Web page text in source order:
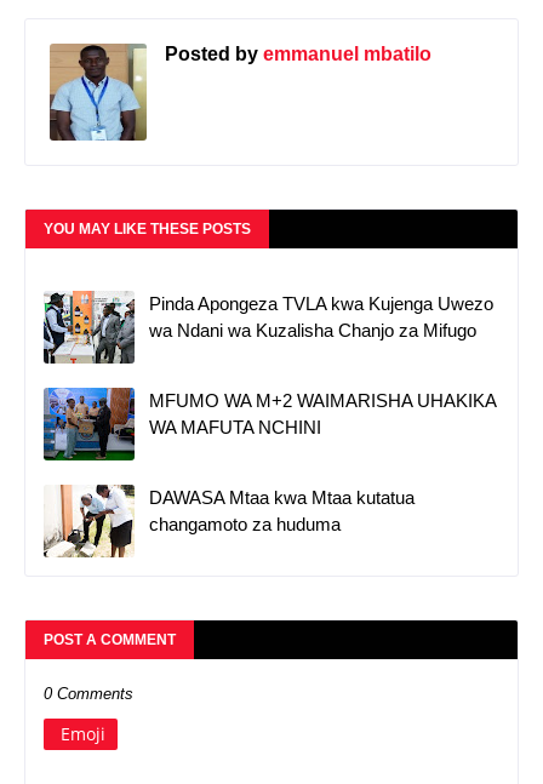
Posted by emmanuel mbatilo
YOU MAY LIKE THESE POSTS
Pinda Apongeza TVLA kwa Kujenga Uwezo
wa Ndani wa Kuzalisha Chanjo za Mifugo
MFUMO WA M+2 WAIMARISHA UHAKIKA
WA MAFUTA NCHINI
DAWASA Mtaa kwa Mtaa kutatua
changamoto za huduma
POST A COMMENT
0 Comments
Emoji